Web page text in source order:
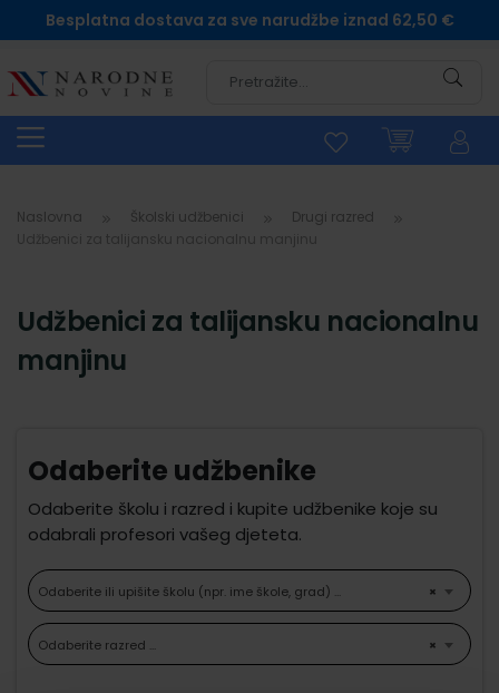
Besplatna dostava za sve narudžbe iznad 62,50 €
Naslovna Školski udžbenici
Drugi razred
Udžbenici za talijansku nacionalnu
manjinu
Odaberite udžbenike
Odaberite školu i razred i kupite udžbenike koje su
odabrali profesori vašeg djeteta.
×
Odaberite ili upišite školu (npr. ime škole, grad) ...
×
Odaberite razred ...